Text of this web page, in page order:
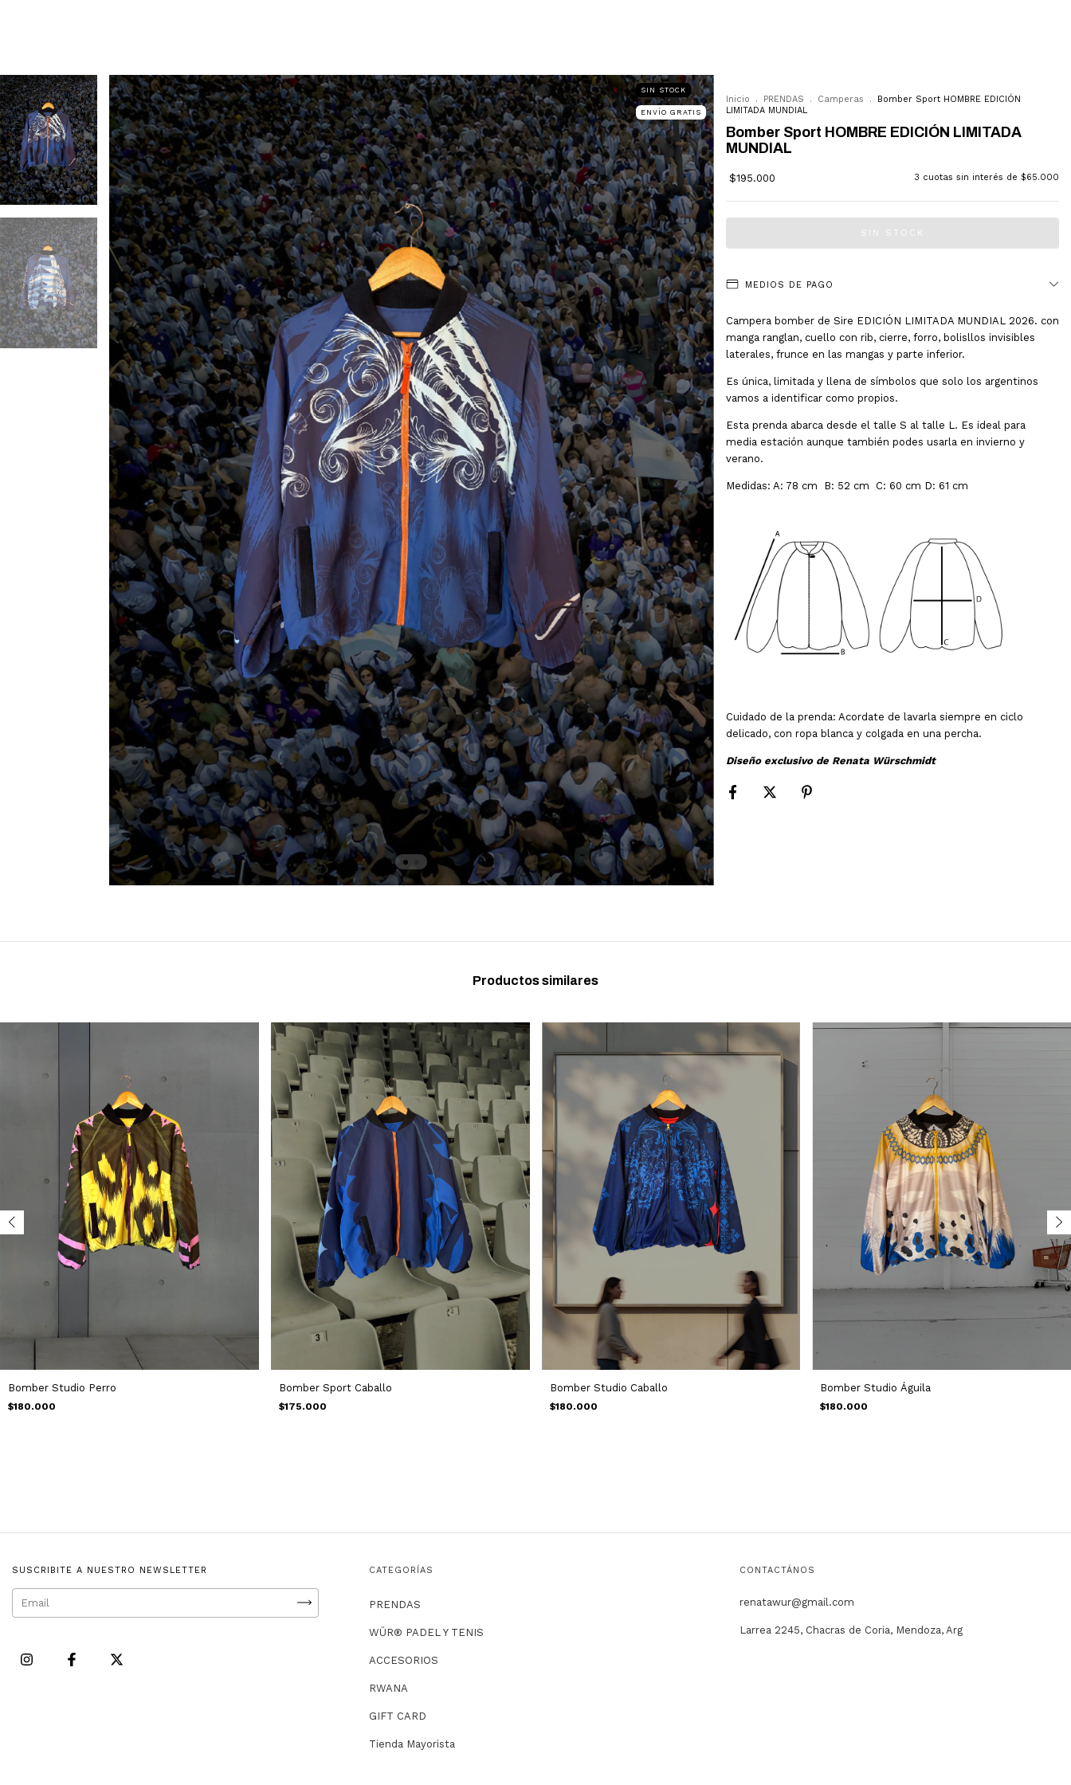
SIN STOCK
ENVÍO GRATIS
Inicio . PRENDAS . Camperas .
Bomber Sport HOMBRE EDICIÓN
LIMITADA MUNDIAL
Bomber Sport HOMBRE EDICIÓN LIMITADA
MUNDIAL
$195.000 3 cuotas sin interés de $65.000
MEDIOS DE PAGO
Campera bomber de Sire EDICIÓN LIMITADA MUNDIAL 2026. con
manga ranglan, cuello con rib, cierre, forro, bolisllos invisibles
laterales, frunce en las mangas y parte inferior.
Es única, limitada y llena de símbolos que solo los argentinos
vamos a identificar como propios.
Esta prenda abarca desde el talle S al talle L. Es ideal para
media estación aunque también podes usarla en invierno y
verano.
Medidas: A: 78 cm B: 52 cm C: 60 cm D: 61 cm
Cuidado de la prenda: Acordate de lavarla siempre en ciclo
delicado, con ropa blanca y colgada en una percha.
Diseño exclusivo de Renata Würschmidt
Productos similares
Bomber Studio Perro
$180.000
Bomber Sport Caballo
$175.000
Bomber Studio Caballo
$180.000
Bomber Studio Águila
$180.000
SUSCRIBITE A NUESTRO NEWSLETTER CATEGORÍAS
PRENDAS
WÜR® PADEL Y TENIS
ACCESORIOS
RWANA
GIFT CARD
Tienda Mayorista
CONTACTÁNOS
renatawur@gmail.com
Larrea 2245, Chacras de Coria, Mendoza, Arg